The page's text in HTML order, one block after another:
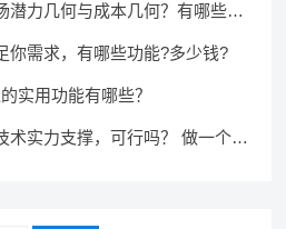
潜力几何与成本几何？有哪些前
你需求，有哪些功能?多少钱?
实用功能有哪些？
术实力支撑，可行吗？ 做一个高